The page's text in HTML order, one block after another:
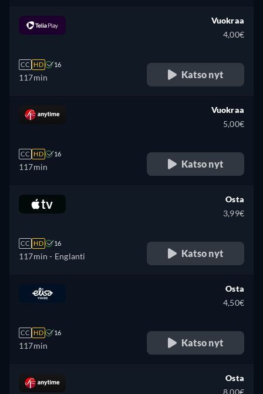
CC HD 16
117min
Vuokraa
4,00€
Katso nyt
CC HD 16
117min
Vuokraa
5,00€
Katso nyt
CC HD 16
117min - Englanti
Osta
3,99€
Katso nyt
CC HD 16
117min
Osta
4,50€
Katso nyt
Osta
8,00€